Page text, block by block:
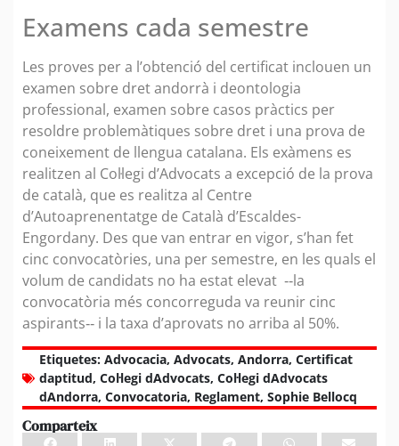
Examens cada semestre
Les proves per a l’obtenció del certificat inclouen un
examen sobre dret andorrà i deontologia
professional, examen sobre casos pràctics per
resoldre problemàtiques sobre dret i una prova de
coneixement de llengua catalana. Els exàmens es
realitzen al Col·legi d’Advocats a excepció de la prova
de català, que es realitza al Centre
d’Autoaprenentatge de Català d’Escaldes-
Engordany. Des que van entrar en vigor, s’han fet
cinc convocatòries, una per semestre, en les quals el
volum de candidats no ha estat elevat ‑‑la
convocatòria més concorreguda va reunir cinc
aspirants‑‑ i la taxa d’aprovats no arriba al 50%.
Etiquetes: Advocacia, Advocats, Andorra, Certificat
daptitud, Col·legi dAdvocats, Col·legi dAdvocats
dAndorra, Convocatoria, Reglament, Sophie Bellocq
Comparteix